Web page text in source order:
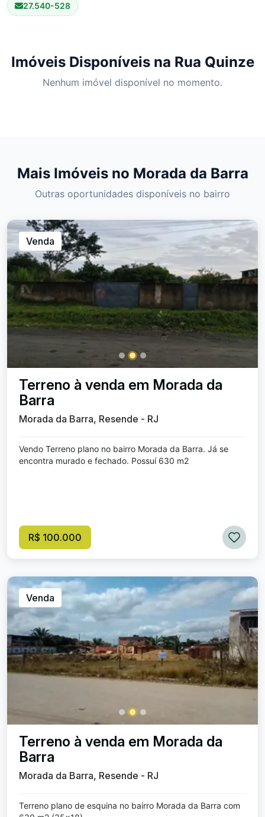
27.540-528
Imóveis Disponíveis na Rua Quinze
Nenhum imóvel disponível no momento.
Mais Imóveis no Morada da Barra
Outras oportunidades disponíveis no bairro
Venda
Terreno à venda em Morada da
Barra
Morada da Barra, Resende - RJ
Vendo Terreno plano no bairro Morada da Barra. Já se
encontra murado e fechado. Possuí 630 m2
R$ 100.000
Venda
Terreno à venda em Morada da
Barra
Morada da Barra, Resende - RJ
Terreno plano de esquina no bairro Morada da Barra com